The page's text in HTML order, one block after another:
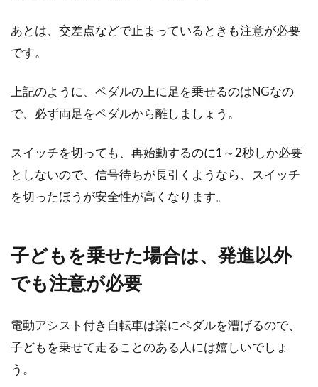
自転車を運ぶなら宅配便で！どのサ
どう運べばいいのか困った経験をお持ちの方は
いらっしゃいます...
GIANTのクロスバイクが欲しい！～
サイズの目安と選び方～
には見渡せば荷物を積みすぎるくらい積んでい
るバイクが...
自転車やロードバイクを趣味にする
あとは、交差点などで止まっているときも注意が必要
です。
上記のように、ペダルの上に足を乗せるのはNGなの
で、必ず両足をペダルから離しましょう。
スイッチを切っても、再始動するのに1～2秒しか必要
としないので、信号待ちが長引くようなら、スイッチ
を切ったほうが安全性が高くなります。
子どもを乗せた場合は、発進以外
でも注意が必要
電動アシスト付き自転車は楽にペダルを漕げるので、
子どもを乗せて走ることのある人には嬉しいでしょ
う。